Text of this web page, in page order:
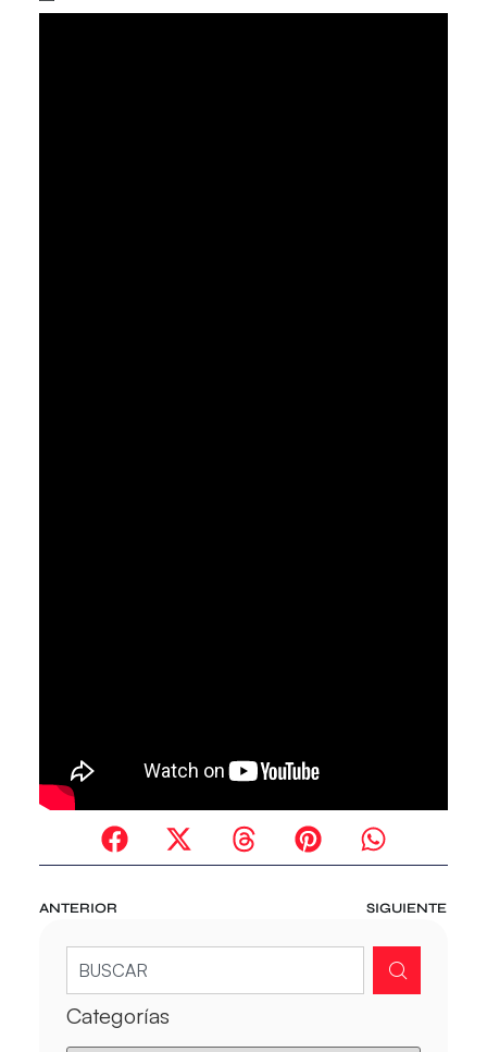
ANTERIOR SIGUIENTE
Categorías